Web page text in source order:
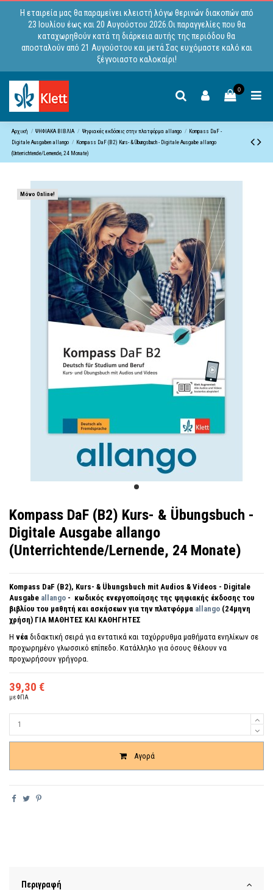
Η εταιρεία μας θα παραμείνει κλειστή λόγω θερινών διακοπών από
23 Ιουλίου έως και 20 Αυγούστου 2026.Οι παραγγελίες που θα
καταχωρηθούν κατά τη διάρκεια αυτής της περιόδου θα
αποσταλούν από 21 Αυγούστου και μετά.Σας ευχόμαστε καλό και
ξέγνοιαστο καλοκαίρι!
0
Αρχική ΨΗΦΙΑΚΑ ΒΙΒΛΙΑ Ψηφιακές εκδόσεις στην πλατφόρμα allango
Kompass DaF -
Digitale Ausgaben allango
Kompass DaF (B2) Kurs- & Übungsbuch - Digitale Ausgabe allango
(Unterrichtende/Lernende, 24 Monate)
Μόνο Online!
Kompass DaF (B2) Kurs- & Übungsbuch -
Digitale Ausgabe allango
(Unterrichtende/Lernende, 24 Monate)
Kompass DaF (B2), Kurs- & Übungsbuch mit Audios & Videos - Digitale
Ausgabe allango - κωδικός ενεργοποίησης της ψηφιακής έκδοσης του
βιβλίου του μαθητή και ασκήσεων για την πλατφόρμα allango (24μηνη
χρήση) ΓΙΑ ΜΑΘΗΤΕΣ ΚΑΙ ΚΑΘΗΓΗΤΕΣ
Η νέα διδακτική σειρά για εντατικά και ταχύρρυθμα μαθήματα ενηλίκων σε
προχωρημένο γλωσσικό επίπεδο. Κατάλληλο για όσους θέλουν να
προχωρήσουν γρήγορα.
39,30 €
με ΦΠΑ
Αγορά
Περιγραφή